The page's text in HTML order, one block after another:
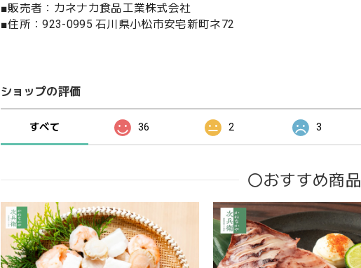
■販売者：カネナカ食品工業株式会社
■住所：923-0995 石川県小松市安宅新町ネ72
ショップの評価
すべて 36 2 3
〇おすすめ商